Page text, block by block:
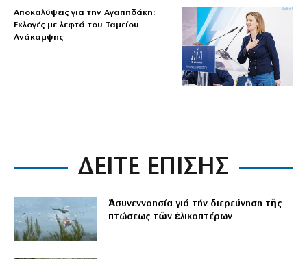
Αποκαλύψεις για την Αγαπηδάκη:
Εκλογές με λεφτά του Ταμείου
Ανάκαμψης
ΔΕΙΤΕ ΕΠΙΣΗΣ
Ἀσυνεννοησία γιά τήν διερεύνηση τῆς
πτώσεως τῶν ἑλικοπτέρων